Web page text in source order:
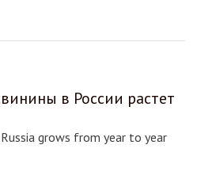
в России растет
grows from year to year